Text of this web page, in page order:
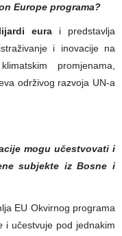
Europe programa?
eura i predstavlja
i inovacije na
promjenama,
održivog razvoja UN-a
mogu učestvovati i
subjekte iz Bosne i
EU Okvirnog programa
i učestvuje pod jednakim